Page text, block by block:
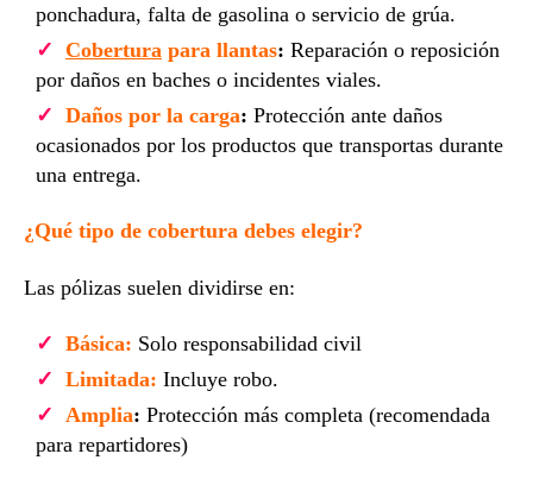
ponchadura, falta de gasolina o servicio de grúa.
Cobertura para llantas: Reparación o reposición
por daños en baches o incidentes viales.
Daños por la carga: Protección ante daños
ocasionados por los productos que transportas durante
una entrega.
¿Qué tipo de cobertura debes elegir?
Las pólizas suelen dividirse en:
Básica: Solo responsabilidad civil
Limitada: Incluye robo.
Amplia: Protección más completa (recomendada
para repartidores)